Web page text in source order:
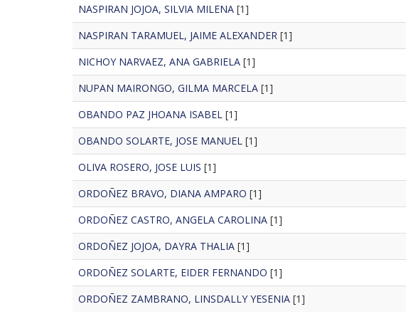
NASPIRAN JOJOA, SILVIA MILENA [1]
NASPIRAN TARAMUEL, JAIME ALEXANDER [1]
NICHOY NARVAEZ, ANA GABRIELA [1]
NUPAN MAIRONGO, GILMA MARCELA [1]
OBANDO PAZ JHOANA ISABEL [1]
OBANDO SOLARTE, JOSE MANUEL [1]
OLIVA ROSERO, JOSE LUIS [1]
ORDOÑEZ BRAVO, DIANA AMPARO [1]
ORDOÑEZ CASTRO, ANGELA CAROLINA [1]
ORDOÑEZ JOJOA, DAYRA THALIA [1]
ORDOÑEZ SOLARTE, EIDER FERNANDO [1]
ORDOÑEZ ZAMBRANO, LINSDALLY YESENIA [1]